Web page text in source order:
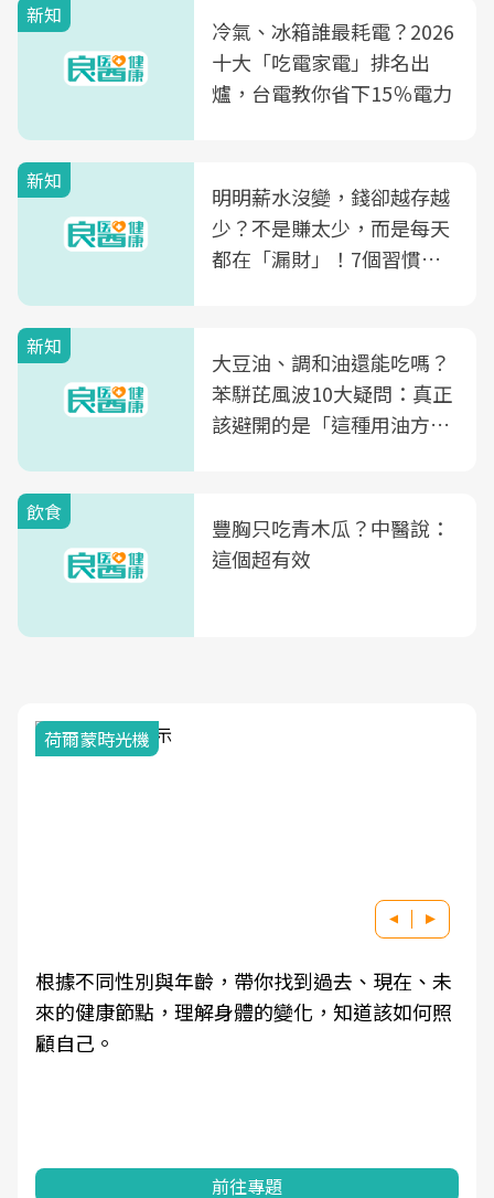
新知
冷氣、冰箱誰最耗電？2026
十大「吃電家電」排名出
爐，台電教你省下15％電力
新知
明明薪水沒變，錢卻越存越
少？不是賺太少，而是每天
都在「漏財」！7個習慣一
新知
大豆油、調和油還能吃嗎？
苯駢芘風波10大疑問：真正
該避開的是「這種用油方
飲食
豐胸只吃青木瓜？中醫說：
這個超有效
荷爾蒙時光機
根據不同性別與年齡，帶你找到過去、現在、未
來的健康節點，理解身體的變化，知道該如何照
顧自己。
前往專題